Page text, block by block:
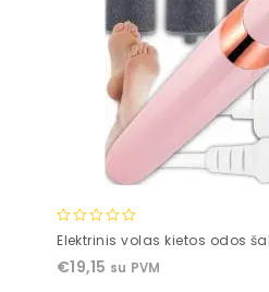
0
of
Elektrinis volas kietos odos
€19,15 su PVM